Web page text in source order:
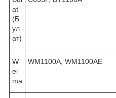
at
(Б
ул
ат)
W
ei
ma
WM1100A, WM1100AE